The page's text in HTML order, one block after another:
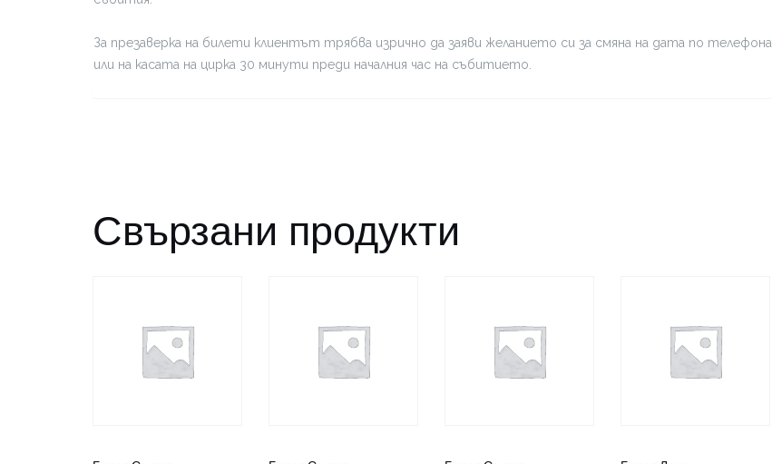
За презаверка на билети клиентът трябва изрично да заяви желанието си за смяна на дата по телефона
или на касата на цирка 30 минути преди началния час на събитието.
Свързани продукти